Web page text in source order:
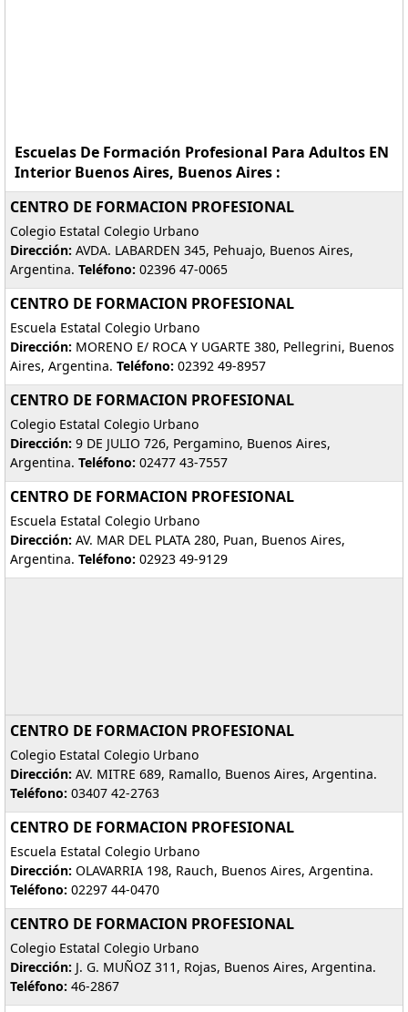
Escuelas De Formación Profesional Para Adultos EN
Interior Buenos Aires, Buenos Aires :
CENTRO DE FORMACION PROFESIONAL
Colegio Estatal Colegio Urbano
Dirección: AVDA. LABARDEN 345, Pehuajo, Buenos Aires,
Argentina. Teléfono: 02396 47-0065
CENTRO DE FORMACION PROFESIONAL
Escuela Estatal Colegio Urbano
Dirección: MORENO E/ ROCA Y UGARTE 380, Pellegrini, Buenos
Aires, Argentina. Teléfono: 02392 49-8957
CENTRO DE FORMACION PROFESIONAL
Colegio Estatal Colegio Urbano
Dirección: 9 DE JULIO 726, Pergamino, Buenos Aires,
Argentina. Teléfono: 02477 43-7557
CENTRO DE FORMACION PROFESIONAL
Escuela Estatal Colegio Urbano
Dirección: AV. MAR DEL PLATA 280, Puan, Buenos Aires,
Argentina. Teléfono: 02923 49-9129
CENTRO DE FORMACION PROFESIONAL
Colegio Estatal Colegio Urbano
Dirección: AV. MITRE 689, Ramallo, Buenos Aires, Argentina.
Teléfono: 03407 42-2763
CENTRO DE FORMACION PROFESIONAL
Escuela Estatal Colegio Urbano
Dirección: OLAVARRIA 198, Rauch, Buenos Aires, Argentina.
Teléfono: 02297 44-0470
CENTRO DE FORMACION PROFESIONAL
Colegio Estatal Colegio Urbano
Dirección: J. G. MUÑOZ 311, Rojas, Buenos Aires, Argentina.
Teléfono: 46-2867